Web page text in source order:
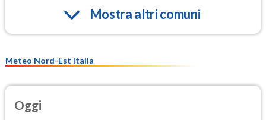
Mostra altri comuni
Meteo Nord-Est Italia
Oggi